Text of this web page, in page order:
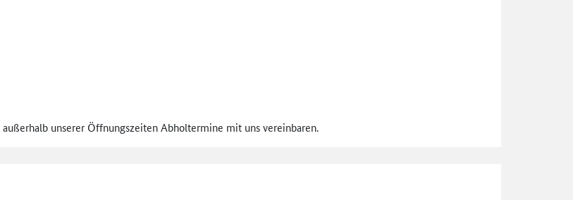
unserer Öffnungszeiten Abholtermine mit uns vereinbaren.